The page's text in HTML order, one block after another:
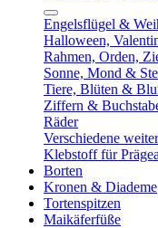
Engelsflügel &
Halloween,
Rahmen, Orden,
Sonne, Mond &
Tiere, Blüten &
Ziffern &
Räder
Verschiedene
Klebstoff für
Borten
Kronen & Diademe
Tortenspitzen
Maikäferfüße